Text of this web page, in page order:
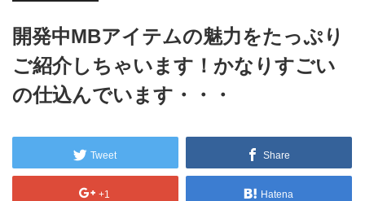
開発中MBアイテムの魅力をたっぷり
ご紹介しちゃいます！かなりすごい
の仕込んでいます・・・
Tweet Share
+1 Hatena